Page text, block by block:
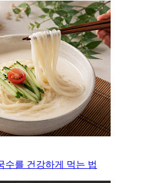
수를 건강하게 먹는 법